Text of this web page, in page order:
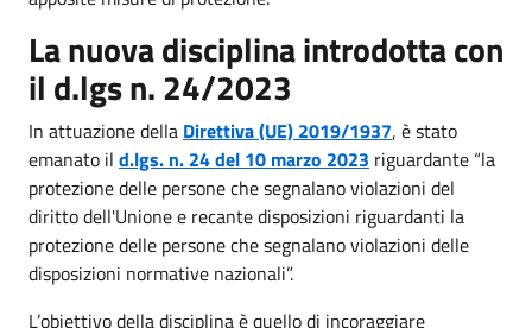
La nuova disciplina introdotta con
il d.lgs n. 24/2023
In attuazione della Direttiva (UE) 2019/1937, è stato
emanato il d.lgs. n. 24 del 10 marzo 2023 riguardante “la
protezione delle persone che segnalano violazioni del
diritto dell'Unione e recante disposizioni riguardanti la
protezione delle persone che segnalano violazioni delle
disposizioni normative nazionali”.
L’obiettivo della disciplina è quello di incoraggiare